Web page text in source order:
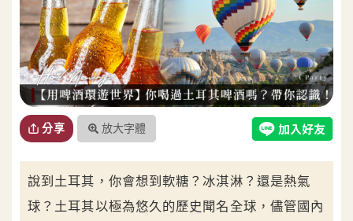
分享 放大字體
說到土耳其，你會想到軟糖？冰淇淋？還是熱氣
球？土耳其以極為悠久的歷史聞名全球，儘管國內